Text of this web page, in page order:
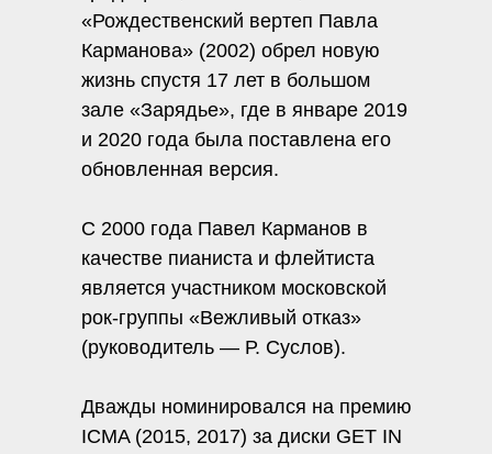
«Рождественский вертеп Павла
Карманова» (2002) обрел новую
жизнь спустя 17 лет в большом
зале «Зарядье», где в январе 2019
и 2020 года была поставлена его
обновленная версия.
С 2000 года Павел Карманов в
качестве пианиста и флейтиста
является участником московской
рок-группы «Вежливый отказ»
(руководитель — Р. Суслов).
Дважды номинировался на премию
ICMA (2015, 2017) за диски GET IN